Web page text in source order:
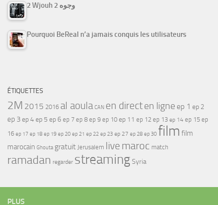
2 Wjouh 2 وجوه
Pourquoi BeReal n’a jamais conquis les utilisateurs
ÉTIQUETTES
2M 2015 2016 al aoula CAN en directen ligne ep 1 ep 2
ep 3ep 4ep 5 ep 6 ep 7 ep 8 ep 9 ep 10 ep 11 ep 12 ep 13 ep 14 ep 15 ep
16 ep 17 ep 18 ep 19 ep 20 ep 21 ep 22 ep 23 ep 27 ep 28 ep 30 film film
marocain Ghouta gratuit Jerusalem live maroc match
ramadan regarder streamingSyria
PLUS